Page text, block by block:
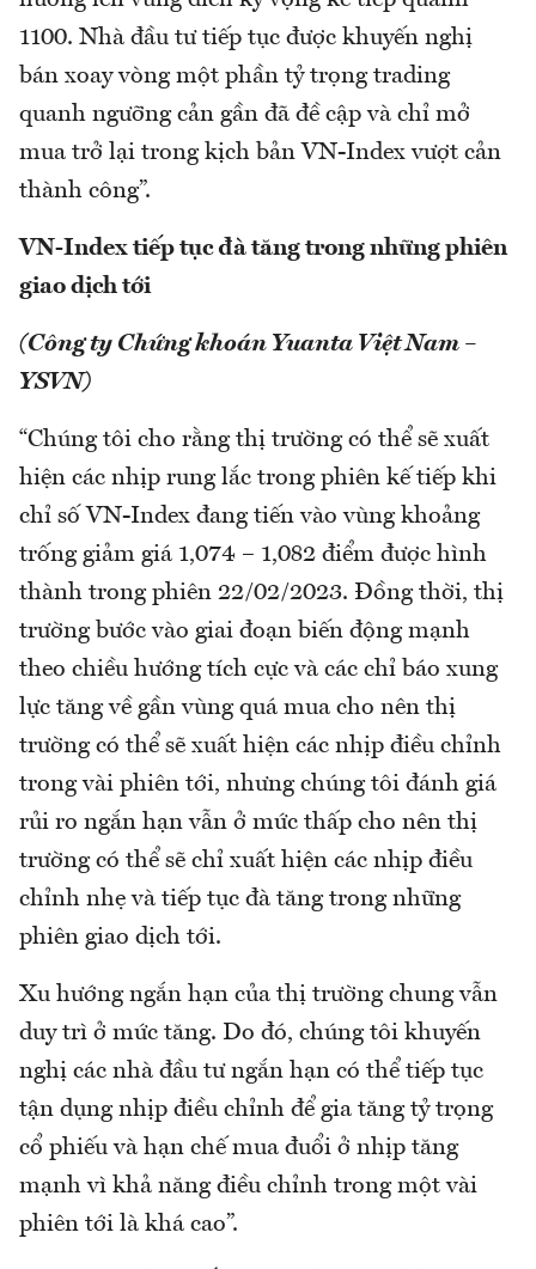
1100. Nhà đầu tư tiếp tục được khuyến nghị
bán xoay vòng một phần tỷ trọng trading
quanh ngưỡng cản gần đã đề cập và chỉ mở
mua trở lại trong kịch bản VN-Index vượt cản
thành công”.
VN-Index tiếp tục đà tăng trong những phiên
giao dịch tới
(Công ty Chứng khoán Yuanta Việt Nam –
YSVN)
“Chúng tôi cho rằng thị trường có thể sẽ xuất
hiện các nhịp rung lắc trong phiên kế tiếp khi
chỉ số VN-Index đang tiến vào vùng khoảng
trống giảm giá 1,074 – 1,082 điểm được hình
thành trong phiên 22/02/2023. Đồng thời, thị
trường bước vào giai đoạn biến động mạnh
theo chiều hướng tích cực và các chỉ báo xung
lực tăng về gần vùng quá mua cho nên thị
trường có thể sẽ xuất hiện các nhịp điều chỉnh
trong vài phiên tới, nhưng chúng tôi đánh giá
rủi ro ngắn hạn vẫn ở mức thấp cho nên thị
trường có thể sẽ chỉ xuất hiện các nhịp điều
chỉnh nhẹ và tiếp tục đà tăng trong những
phiên giao dịch tới.
Xu hướng ngắn hạn của thị trường chung vẫn
duy trì ở mức tăng. Do đó, chúng tôi khuyến
nghị các nhà đầu tư ngắn hạn có thể tiếp tục
tận dụng nhịp điều chỉnh để gia tăng tỷ trọng
cổ phiếu và hạn chế mua đuổi ở nhịp tăng
mạnh vì khả năng điều chỉnh trong một vài
phiên tới là khá cao”.